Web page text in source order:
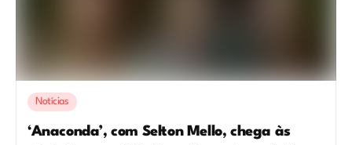
Notícias
‘Anaconda’, com Selton Mello, chega às